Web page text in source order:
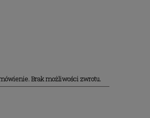
Brak możliwości zwrotu.